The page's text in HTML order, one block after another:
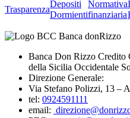
Trasparenza
Depositi
Dormienti
Normativa
finanziaria
Banca Don Rizzo Credito
della Sicilia Occidentale
Direzione Generale:
Via Stefano Polizzi, 13 –
tel: 0924591111
email: